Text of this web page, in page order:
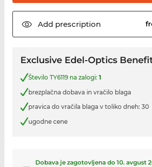
Add prescription
Exclusive Edel-Optics
Število TY6119 na zalogi: 1
brezplačna dobava in vračilo blaga
pravica do vračila blaga v toliko dneh: 30
ugodne cene
Dobava je zagotovljena do 10. avgust